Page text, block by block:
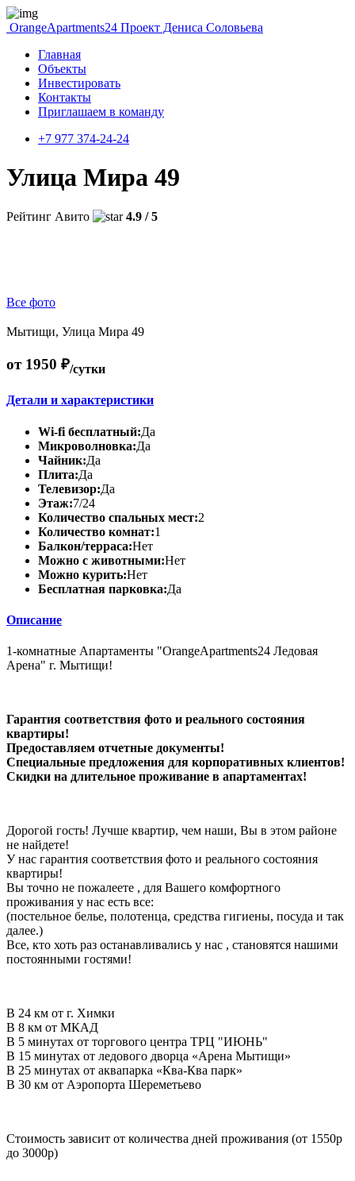
OrangeApartments24 Проект Дениса Соловьева
Главная
Объекты
Инвестировать
Контакты
Приглашаем в команду
+7 977 374-24-24
Улица Мира 49
Рейтинг Авито 4.9 / 5
Все фото
Мытищи, Улица Мира 49
от 1950 ₽/сутки
Детали и характеристики
Wi-fi бесплатный:Да
Микроволновка:Да
Чайник:Да
Плита:Да
Телевизор:Да
Этаж:7/24
Количество спальных мест:2
Количество комнат:1
Балкон/терраса:Нет
Можно с животными:Нет
Можно курить:Нет
Бесплатная парковка:Да
Описание
1-комнатные Апартаменты "OrangeApartments24 Ледовая
Арена" г. Мытищи!
Гарантия соответствия фото и реального состояния
квартиры!
Предоставляем отчетные документы!
Специальные предложения для корпоративных клиентов!
Скидки на длительное проживание в апартаментах!
Дорогой гость! Лучше квартир, чем наши, Вы в этом районе
не найдете!
У нас гарантия соответствия фото и реального состояния
квартиры!
Вы точно не пожалеете , для Вашего комфортного
проживания у нас есть все:
(постельное белье, полотенца, средства гигиены, посуда и так
далее.)
Все, кто хоть раз останавливались у нас , становятся нашими
постоянными гостями!
В 24 км от г. Химки
В 8 км от МКАД
В 5 минутах от торгового центра ТРЦ "ИЮНЬ"
В 15 минутах от ледового дворца «Арена Мытищи»
В 25 минутах от аквапарка «Ква-Ква парк»
В 30 км от Аэропорта Шереметьево
Стоимость зависит от количества дней проживания (от 1550р
до 3000р)